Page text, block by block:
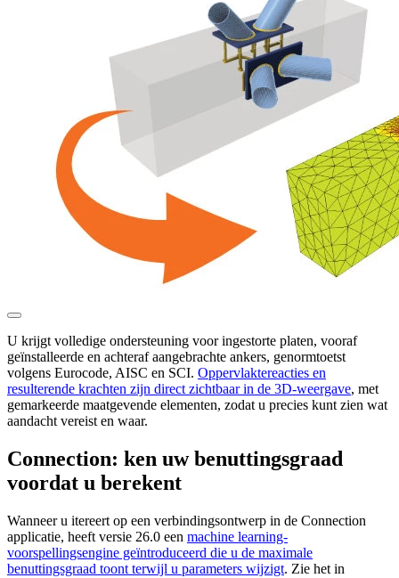
U krijgt volledige ondersteuning voor ingestorte platen, vooraf
geïnstalleerde en achteraf aangebrachte ankers, genormtoetst
volgens Eurocode, AISC en SCI. Oppervlaktereacties en
resulterende krachten zijn direct zichtbaar in de 3D-weergave, met
gemarkeerde maatgevende elementen, zodat u precies kunt zien wat
aandacht vereist en waar.
Connection: ken uw benuttingsgraad
voordat u berekent
Wanneer u itereert op een verbindingsontwerp in de Connection
applicatie, heeft versie 26.0 een machine learning-
voorspellingsengine geïntroduceerd die u de maximale
benuttingsgraad toont terwijl u parameters wijzigt. Zie het in